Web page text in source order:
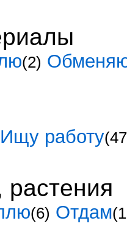
(2)
Ищу работу
(6) Отдам